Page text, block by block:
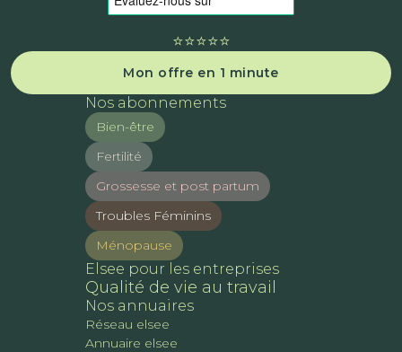
⭐️⭐️⭐️⭐️⭐️
Mon offre en 1 minute
Nos abonnements
Bien-être
Fertilité
Grossesse et post partum
Troubles Féminins
Ménopause
Elsee pour les entreprises
Qualité de vie au travail
Nos annuaires
Réseau elsee
Annuaire elsee